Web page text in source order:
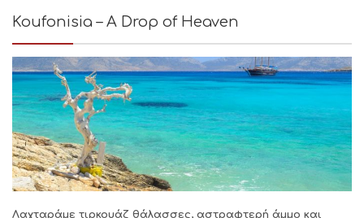
Koufonisia – A Drop of Heaven
Λαχταράμε τιρκουάζ θάλασσες, αστραφτερή άμμο και